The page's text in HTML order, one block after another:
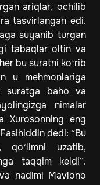
ariqlar, ochilib
tasvirlangan edi.
suyanib turgan
tabaqlar oltin va
bu suratni ko‘rib
u mehmonlariga
suratga baho va
nimalar
Xurosonning eng
dedi: “Bu
qo‘limni uzatib,
taqqim keldi”.
nadimi Mavlono